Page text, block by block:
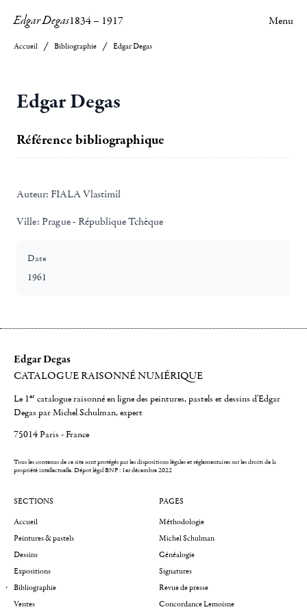
Edgar Degas1834– 1917 Menu
Accueil Bibliographie Edgar Degas
Edgar Degas
Référence bibliographique
Auteur: FIALA Vlastimil
Ville: Prague - République Tchèque
Date
1961
Edgar Degas
CATALOGUE RAISONNÉ NUMÉRIQUE
Le 1er catalogue raisonné en ligne des peintures, pastels et dessins d'Edgar
Degas par Michel Schulman, expert
75014 Paris - France
Tous les contenus de ce site sont protégés par les dispositions légales et réglementaires sur les droits de la
propriété intellectuelle.Dépot légal BNF : 1er décembre 2022
SECTIONS
Accueil
Peintures & pastels
Dessins
Expositions
Bibliographie
Ventes
PAGES
Méthodologie
Michel Schulman
Généalogie
Signatures
Revue de presse
Concordance Lemoisne